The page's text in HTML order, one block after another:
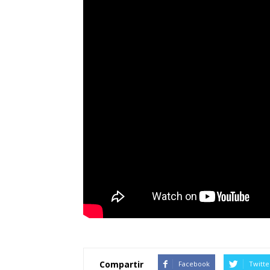
Compartir Facebook